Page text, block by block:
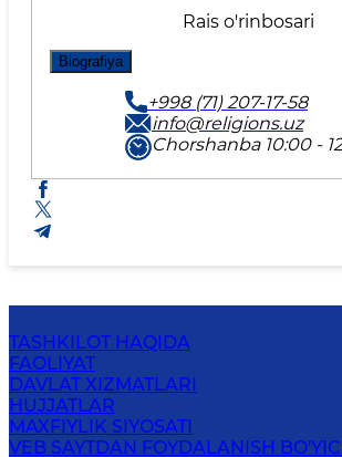
Rais o'rinbosari
Biografiya
+998 (71) 207-17-58
info@religions.uz
Chorshanba 10:00 -
TASHKILOT HAQIDA
FAOLIYAT
DAVLAT XIZMATLARI
HUJJATLAR
MAXFIYLIK SIYOSATI
VEB SAYTDAN FOYDALANISH